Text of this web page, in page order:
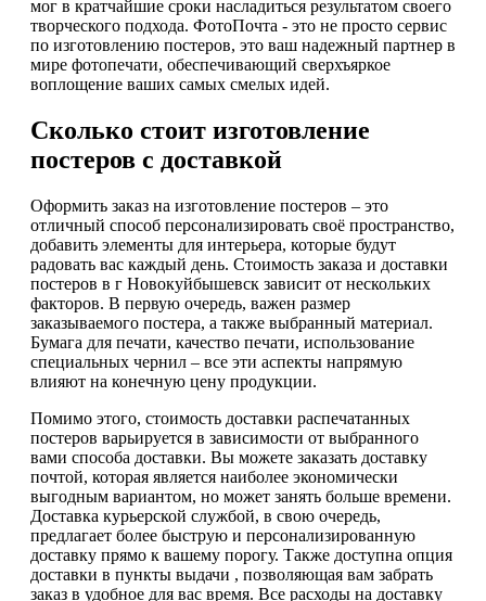
мог в кратчайшие сроки насладиться результатом своего
творческого подхода. ФотоПочта - это не просто сервис
по изготовлению постеров, это ваш надежный партнер в
мире фотопечати, обеспечивающий сверхъяркое
воплощение ваших самых смелых идей.
Сколько стоит изготовление
постеров с доставкой
Оформить заказ на изготовление постеров – это
отличный способ персонализировать своё пространство,
добавить элементы для интерьера, которые будут
радовать вас каждый день. Стоимость заказа и доставки
постеров в г Новокуйбышевск зависит от нескольких
факторов. В первую очередь, важен размер
заказываемого постера, а также выбранный материал.
Бумага для печати, качество печати, использование
специальных чернил – все эти аспекты напрямую
влияют на конечную цену продукции.
Помимо этого, стоимость доставки распечатанных
постеров варьируется в зависимости от выбранного
вами способа доставки. Вы можете заказать доставку
почтой, которая является наиболее экономически
выгодным вариантом, но может занять больше времени.
Доставка курьерской службой, в свою очередь,
предлагает более быструю и персонализированную
доставку прямо к вашему порогу. Также доступна опция
доставки в пункты выдачи , позволяющая вам забрать
заказ в удобное для вас время. Все расходы на доставку